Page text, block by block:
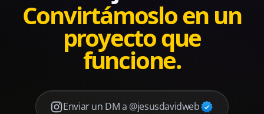
Convirtámoslo en un
proyecto que
funcione.
Enviar un DM a @jesusdavidweb